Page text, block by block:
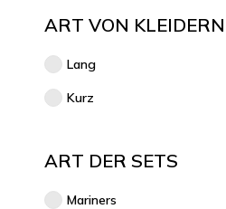
ART VON KLEIDERN
Lang
Kurz
ART DER SETS
Mariners